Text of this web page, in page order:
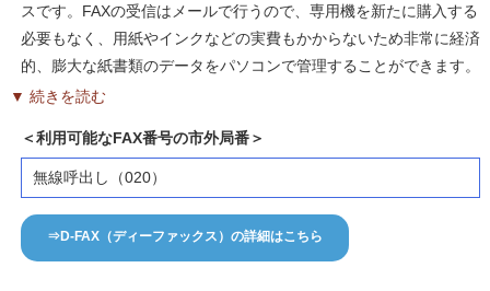
スです。FAXの受信はメールで行うので、専用機を新たに購入する
必要もなく、用紙やインクなどの実費もかからないため非常に経済
的、膨大な紙書類のデータをパソコンで管理することができます。
▼ 続きを読む
＜利用可能なFAX番号の市外局番＞
無線呼出し（020）
⇒D-FAX（ディーファックス）の詳細はこちら